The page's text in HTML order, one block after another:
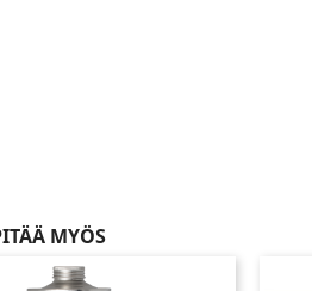
MYÖS